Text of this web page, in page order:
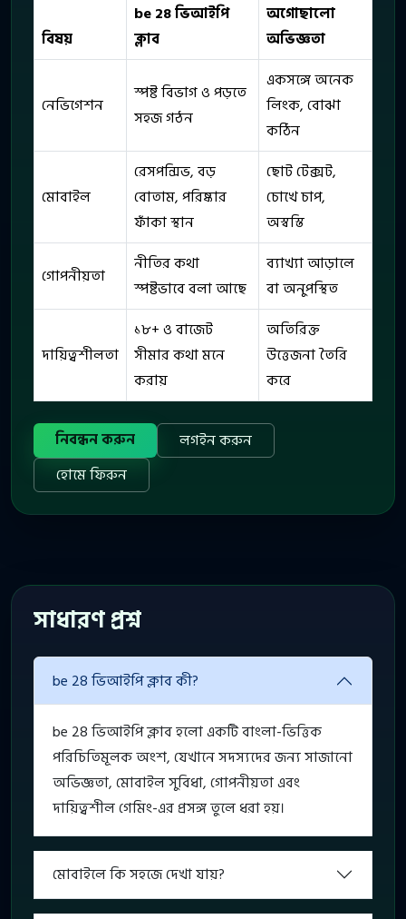
বিষয়
be 28 ভিআইপি
ক্লাব
অগোছালো
অভিজ্ঞতা
নেভিগেশন
স্পষ্ট বিভাগ ও পড়তে
সহজ গঠন
একসঙ্গে অনেক
লিংক, বোঝা
কঠিন
মোবাইল
রেসপন্সিভ, বড়
বোতাম, পরিষ্কার
ফাঁকা স্থান
ছোট টেক্সট,
চোখে চাপ,
অস্বস্তি
গোপনীয়তা
নীতির কথা
স্পষ্টভাবে বলা আছে
ব্যাখ্যা আড়ালে
বা অনুপস্থিত
দায়িত্বশীলতা
১৮+ ও বাজেট
সীমার কথা মনে
করায়
অতিরিক্ত
উত্তেজনা তৈরি
করে
নিবন্ধন করুন
লগইন করুন
হোমে ফিরুন
সাধারণ প্রশ্ন
be 28 ভিআইপি ক্লাব কী?
be 28 ভিআইপি ক্লাব হলো একটি বাংলা-ভিত্তিক
পরিচিতিমূলক অংশ, যেখানে সদস্যদের জন্য সাজানো
অভিজ্ঞতা, মোবাইল সুবিধা, গোপনীয়তা এবং
দায়িত্বশীল গেমিং-এর প্রসঙ্গ তুলে ধরা হয়।
মোবাইলে কি সহজে দেখা যায়?